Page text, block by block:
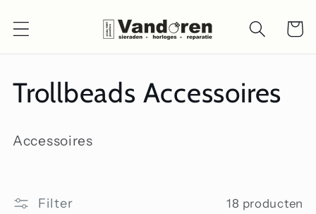
naar de
content
C
o
l
Trollbeads Accessoires
Accessoires
Filter 18 producten